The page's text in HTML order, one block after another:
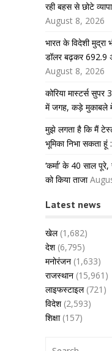
रही बहस से छोटे
August 8, 2026
भारत के विदेशी
डॉलर बढ़कर 692.9
August 8, 2026
कोरिया मास्टर्स
में जगह, कड़े मुकाबले में
मुझे लगता है कि मैं
भूमिका निभा सकता
‘कर्मा’ के 40 साल
को किया ताजा
Latest news
खेल(1,682)
देश(6,795)
मनोरंजन (1,633)
राजस्थान (15,961)
लाइफस्टाइल(721)
विदेश(2,593)
शिक्षा(157)